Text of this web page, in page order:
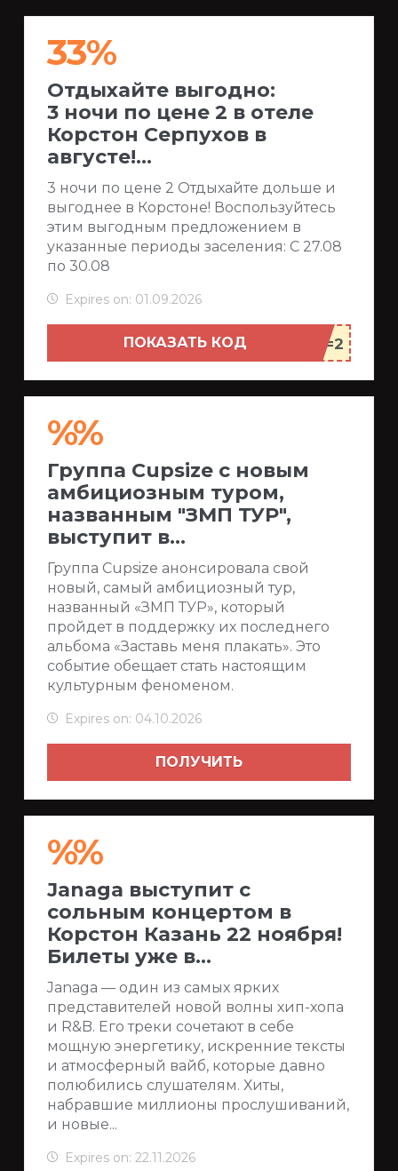
33%
Отдыхайте выгодно:
3 ночи по цене 2 в отеле
Корстон Серпухов в
августе!...
3 ночи по цене 2 Отдыхайте дольше и
выгоднее в Корстоне! Воспользуйтесь
этим выгодным предложением в
указанные периоды заселения: С 27.08
по 30.08
Expires on: 01.09.2026
ПОКАЗАТЬ КОД
%%
Группа Cupsize с новым
амбициозным туром,
названным "ЗМП ТУР",
выступит в...
Группа Cupsize анонсировала свой
новый, самый амбициозный тур,
названный «ЗМП ТУР», который
пройдет в поддержку их последнего
альбома «Заставь меня плакать». Это
событие обещает стать настоящим
культурным феноменом.
Expires on: 04.10.2026
ПОЛУЧИТЬ
%%
Janaga выступит с
сольным концертом в
Корстон Казань 22 ноября!
Билеты уже в...
Janaga — один из самых ярких
представителей новой волны хип-хопа
и R&B. Его треки сочетают в себе
мощную энергетику, искренние тексты
и атмосферный вайб, которые давно
полюбились слушателям. Хиты,
набравшие миллионы прослушиваний,
и новые...
Expires on: 22.11.2026